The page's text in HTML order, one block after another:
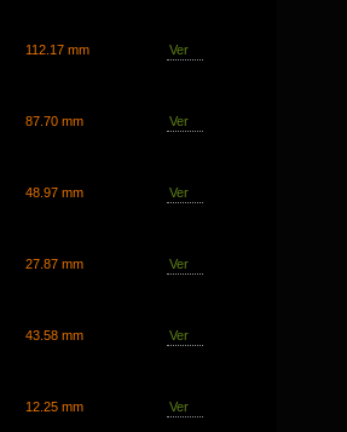
112.17 mm Ver
87.70 mm Ver
48.97 mm Ver
27.87 mm Ver
43.58 mm Ver
12.25 mm Ver